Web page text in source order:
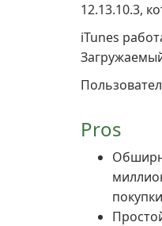
12.13.10.3,
iTunes
Pros